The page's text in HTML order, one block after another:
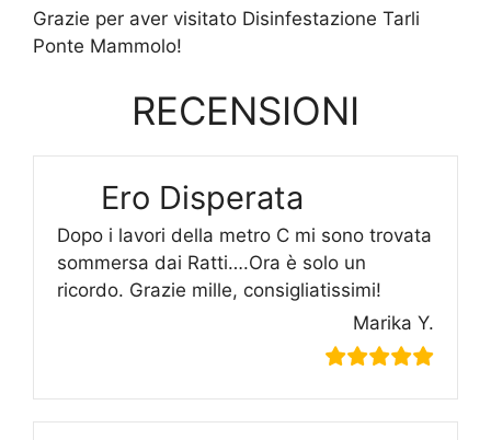
Grazie per aver visitato Disinfestazione Tarli
Ponte Mammolo!
RECENSIONI
Ero Disperata
Dopo i lavori della metro C mi sono trovata
sommersa dai Ratti….Ora è solo un
ricordo. Grazie mille, consigliatissimi!
Marika Y.